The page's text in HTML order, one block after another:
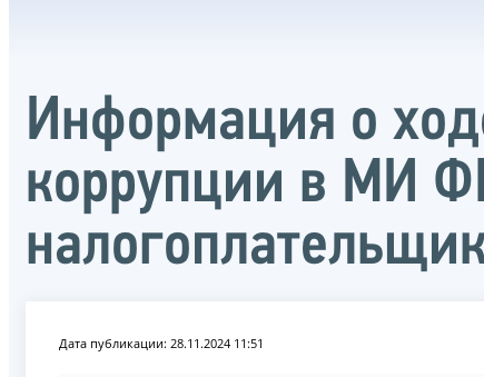
Информация о
коррупции в МИ
Дата публикации: 28.11.2024 11:51